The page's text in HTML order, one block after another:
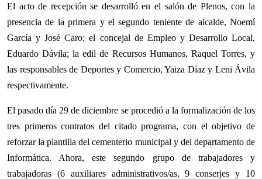
El acto de recepción se desarrolló en el salón de Plenos, con la
presencia de la primera y el segundo teniente de alcalde, Noemí
García y José Caro; el concejal de Empleo y Desarrollo Local,
Eduardo Dávila; la edil de Recursos Humanos, Raquel Torres, y
las responsables de Deportes y Comercio, Yaiza Díaz y Leni Ávila
respectivamente.
El pasado día 29 de diciembre se procedió a la formalización de los
tres primeros contratos del citado programa, con el objetivo de
reforzar la plantilla del cementerio municipal y del departamento de
Informática. Ahora, este segundo grupo de trabajadores y
trabajadoras (6 auxiliares administrativos/as, 9 conserjes y 10